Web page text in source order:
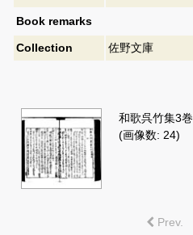
Book remarks
Collection 佐野文庫
和歌呉竹集3巻
(画像数: 24)
Prev.